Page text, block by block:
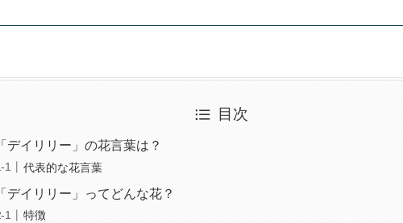
目次
「デイリリー」の花言葉は？
代表的な花言葉
「デイリリー」ってどんな花？
特徴